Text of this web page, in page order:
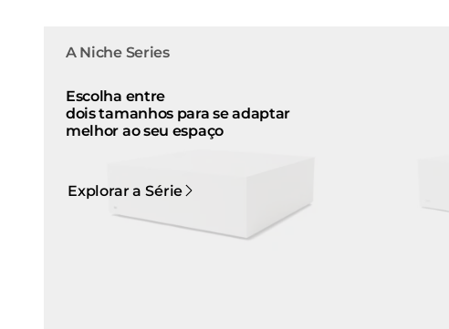
A Niche Series
Escolha entre
dois tamanhos para se adaptar
melhor ao seu espaço
Explorar a Série